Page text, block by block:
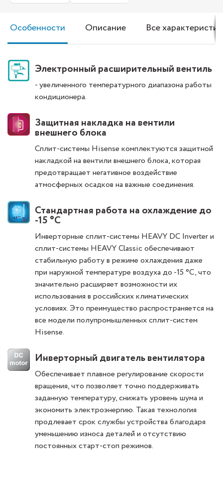
Особенности Описание Все
Электронный расширительный вентиль
- увеличенного температурного диапазона работы
кондиционера.
Защитная накладка на вентили
внешнего блока
Сплит-системы Hisense комплектуются защитной
накладкой на вентили внешнего блока, которая
предотвращает негативное воздействие
атмосферных осадков на важные соединения.
Стандартная работа на охлаждение до
-15 °С
Инверторные сплит-системы HEAVY DC Inverter и
сплит-системы HEAVY Classic обеспечивают
стабильную работу в режиме охлаждения даже
при наружной температуре воздуха до -15 °C, что
значительно расширяет возможности их
использования в российских климатических
условиях. Это преимущество распространяется на
все модели полупромышленных сплит-систем
Hisense.
Инверторный двигатель вентилятора
Обеспечивает плавное регулирование скорости
вращения, что позволяет точно поддерживать
заданную температуру, снижать уровень шума и
экономить электроэнергию. Такая технология
продлевает срок службы устройства благодаря
уменьшению износа деталей и отсутствию
постоянных старт-стоп режимов.